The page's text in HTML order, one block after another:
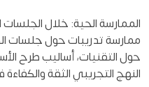
الممارسة الحية: خلال
ممارسة تدريبات حول جلسات
حول التقنيات، أساليب طرح
النهج التجريبي الثقة